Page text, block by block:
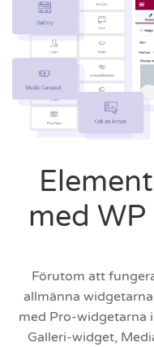
med
Förutom att
allmänna
med Pro-widgetarna
Galleri-widget,